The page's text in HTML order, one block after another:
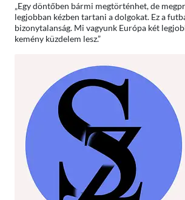
„Egy döntőben bármi megtörténhet, de
legjobban kézben tartani a dolgokat. Ez a
bizonytalanság. Mi vagyunk Európa két
kemény küzdelem lesz.”